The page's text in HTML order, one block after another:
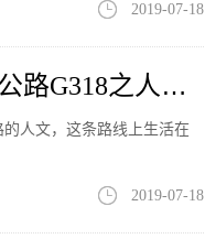
2019-07-18
路G318之人物
人文，这条路线上生活在
2019-07-18